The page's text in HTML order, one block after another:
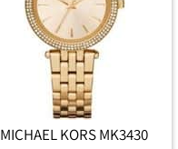
MICHAEL KORS MK3430